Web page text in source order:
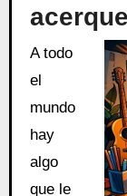
A todo
el
mundo
hay
algo
que le